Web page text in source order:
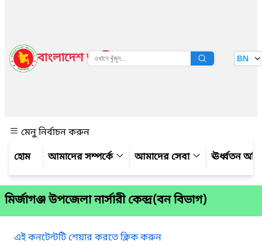
বাংলাদেশ জাতীয় তথ্য বাতায়ন BN
মেনু নির্বাচন করুন
আমাদের সম্পর্কে
আমাদের সেবা ঊর্ধ্বতন
মির্জাগঞ্জ উপজেলা নার্সারী কেন্দ্র(বন বিভাগ)
এই কনটেন্টটি শেয়ার করতে ক্লিক করুন